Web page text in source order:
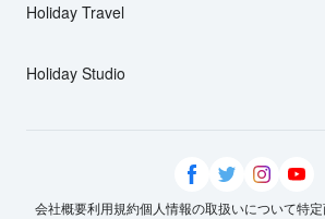
Holiday Travel
Holiday Studio
会社概要利用規約個人情報の取扱いについて特